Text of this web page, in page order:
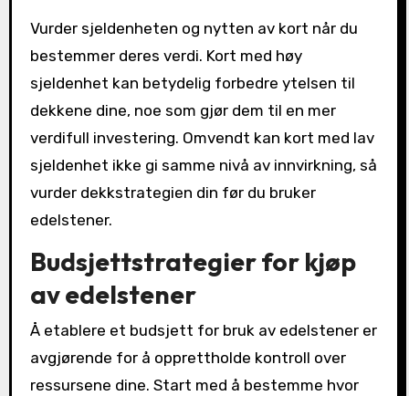
Vurder sjeldenheten og nytten av kort når du
bestemmer deres verdi. Kort med høy
sjeldenhet kan betydelig forbedre ytelsen til
dekkene dine, noe som gjør dem til en mer
verdifull investering. Omvendt kan kort med lav
sjeldenhet ikke gi samme nivå av innvirkning, så
vurder dekkstrategien din før du bruker
edelstener.
Budsjettstrategier for kjøp
av edelstener
Å etablere et budsjett for bruk av edelstener er
avgjørende for å opprettholde kontroll over
ressursene dine. Start med å bestemme hvor